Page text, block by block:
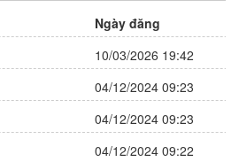
Ngày đăng
10/03/2026 19:42
04/12/2024 09:23
04/12/2024 09:23
04/12/2024 09:22